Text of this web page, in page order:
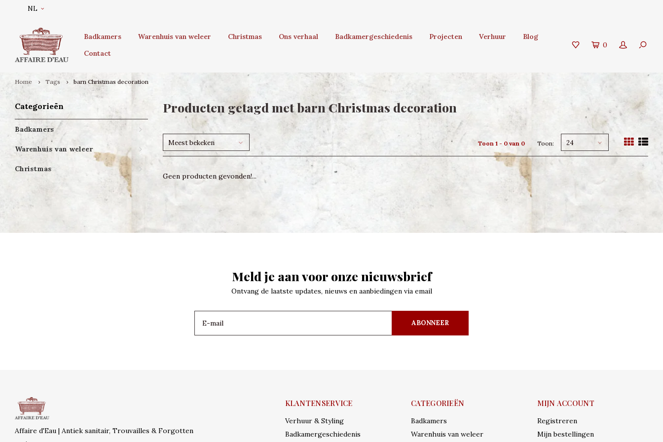
NL
Badkamers Warenhuis van weleer Christmas Ons verhaal Badkamergeschiedenis Projecten Verhuur
Blog
Contact
0
Home Tags barn Christmas decoration
Categorieën
Badkamers
Warenhuis van weleer
Christmas
Producten getagd met barn Christmas decoration
Meest bekeken Toon 1 - 0 van 0 Toon: 24
Geen producten gevonden!...
Meld je aan voor onze nieuwsbrief
Ontvang de laatste updates, nieuws en aanbiedingen via email
ABONNEER
Affaire d'Eau | Antiek sanitair, Trouvailles & Forgotten
KLANTENSERVICE
Verhuur & Styling
Badkamergeschiedenis
CATEGORIEËN
Badkamers
Warenhuis van weleer
MIJN ACCOUNT
Registreren
Mijn bestellingen